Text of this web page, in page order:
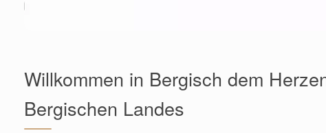
Willkommen in Bergisch dem
Bergischen Landes